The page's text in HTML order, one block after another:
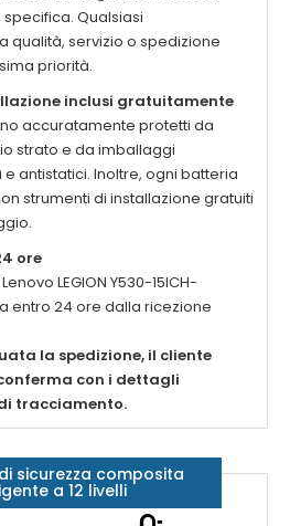
Qualsiasi
qualità, servizio o spedizione
priorità.
inclusi gratuitamente
accuratamente protetti da
strato e da imballaggi
antistatici. Inoltre, ogni batteria
strumenti di installazione gratuiti
ore
LEGION Y530-15ICH-
entro 24 ore dalla ricezione
la spedizione, il cliente
con i dettagli
tracciamento.
sicurezza composita
a 12 livelli